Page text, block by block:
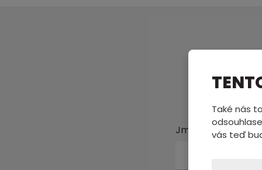
Jméno a příjmení
Také nás
vás teď